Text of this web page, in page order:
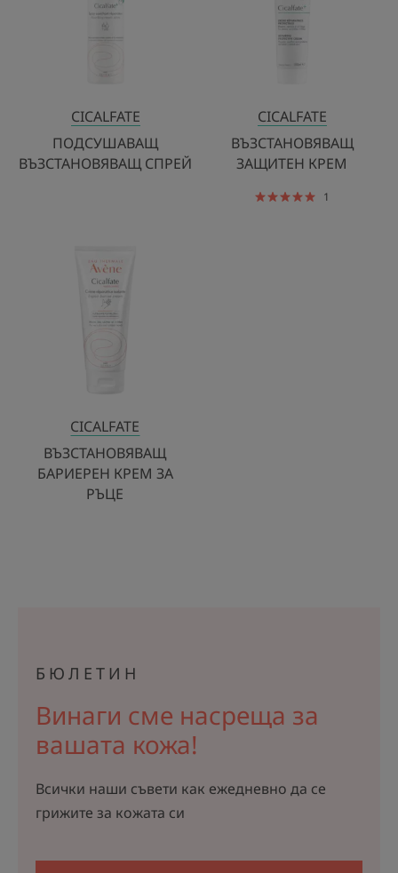
CICALFATE
ПОДСУШАВАЩ
ВЪЗСТАНОВЯВАЩ СПРЕЙ
CICALFATE
ВЪЗСТАНОВЯВАЩ
ЗАЩИТЕН КРЕМ
1
БАРИЕРЕН
КРЕМ
ЗА
РЪЦЕ
CICALFATE
ВЪЗСТАНОВЯВАЩ
БАРИЕРЕН КРЕМ ЗА
РЪЦЕ
БЮЛЕТИН
Винаги сме насреща за
вашата кожа!
Всички наши съвети как ежедневно да се
грижите за кожата си